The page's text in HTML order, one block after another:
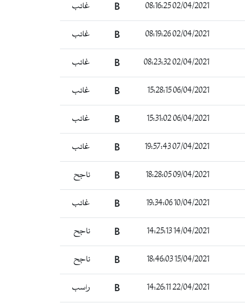
02/04/2021 08:16:25
B غائب
02/04/2021 08:19:26
B غائب
02/04/2021 08:23:32
B غائب
06/04/2021 15:28:15
B غائب
06/04/2021 15:31:02
B غائب
07/04/2021 19:57:43
B غائب
09/04/2021 18:28:05
B ناجح
10/04/2021 19:34:06
B غائب
14/04/2021 14:25:13
B ناجح
15/04/2021 18:46:03
B ناجح
22/04/2021 14:26:11
B راسب